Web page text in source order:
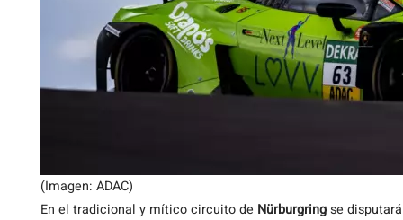
(Imagen: ADAC)
En el tradicional y mítico circuito de Nürburgringse